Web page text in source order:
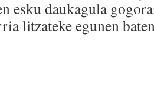
esku daukagula
litzateke egunen